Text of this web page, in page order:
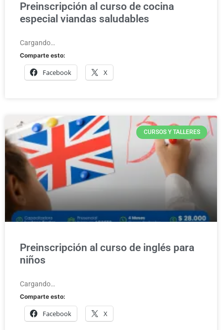
Preinscripción al curso de cocina
especial viandas saludables
Cargando…
Comparte esto:
Facebook X
CURSOS Y TALLERES
Preinscripción al curso de inglés para
niños
Cargando…
Comparte esto:
Facebook X